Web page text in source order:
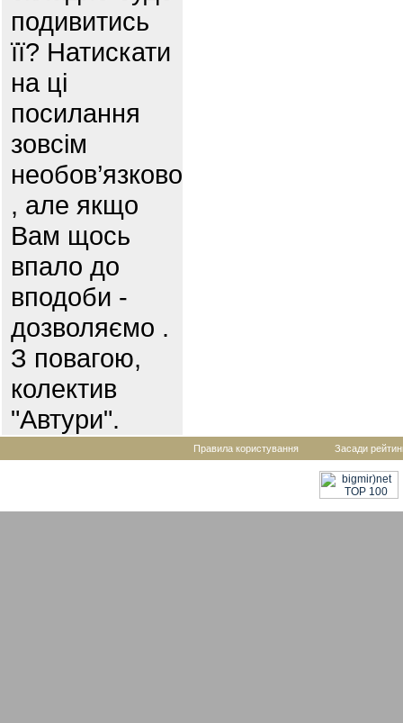
подивитись
її? Натискати
на ці
посилання
зовсім
необов’язково
, але якщо
Вам щось
впало до
вподоби -
дозволяємо .
З повагою,
колектив
"Автури".
Правила користування Засади